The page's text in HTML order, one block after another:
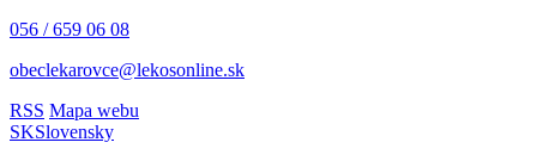
056 / 659 06 08
obeclekarovce@lekosonline.sk
RSS Mapa webu
SKSlovensky